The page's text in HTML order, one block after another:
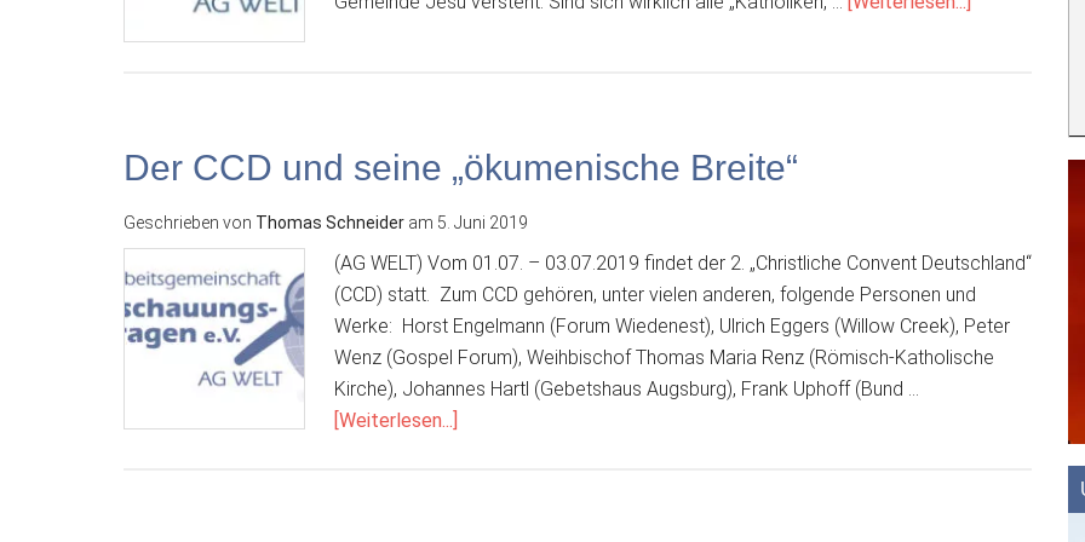
Der CCD und seine „ökumenische Breite“
Geschrieben von Thomas Schneider am 5. Juni 2019
(AG WELT) Vom 01.07. – 03.07.2019 findet der 2. „Christliche Convent Deutschland“
(CCD) statt. Zum CCD gehören, unter vielen anderen, folgende Personen und
Werke: Horst Engelmann (Forum Wiedenest), Ulrich Eggers (Willow Creek), Peter
Wenz (Gospel Forum), Weihbischof Thomas Maria Renz (Römisch-Katholische
Kirche), Johannes Hartl (Gebetshaus Augsburg), Frank Uphoff (Bund …
[Weiterlesen...]